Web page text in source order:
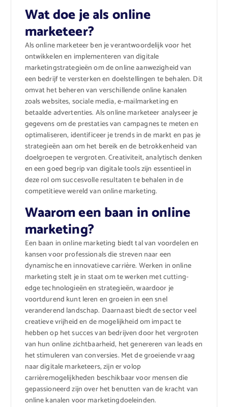
Wat doe je als online
marketeer?
Als online marketeer ben je verantwoordelijk voor het
ontwikkelen en implementeren van digitale
marketingstrategieën om de online aanwezigheid van
een bedrijf te versterken en doelstellingen te behalen. Dit
omvat het beheren van verschillende online kanalen
zoals websites, sociale media, e-mailmarketing en
betaalde advertenties. Als online marketeer analyseer je
gegevens om de prestaties van campagnes te meten en
optimaliseren, identificeer je trends in de markt en pas je
strategieën aan om het bereik en de betrokkenheid van
doelgroepen te vergroten. Creativiteit, analytisch denken
en een goed begrip van digitale tools zijn essentieel in
deze rol om succesvolle resultaten te behalen in de
competitieve wereld van online marketing.
Waarom een baan in online
marketing?
Een baan in online marketing biedt tal van voordelen en
kansen voor professionals die streven naar een
dynamische en innovatieve carrière. Werken in online
marketing stelt je in staat om te werken met cutting-
edge technologieën en strategieën, waardoor je
voortdurend kunt leren en groeien in een snel
veranderend landschap. Daarnaast biedt de sector veel
creatieve vrijheid en de mogelijkheid om impact te
hebben op het succes van bedrijven door het vergroten
van hun online zichtbaarheid, het genereren van leads en
het stimuleren van conversies. Met de groeiende vraag
naar digitale marketeers, zijn er volop
carrièremogelijkheden beschikbaar voor mensen die
gepassioneerd zijn over het benutten van de kracht van
online kanalen voor marketingdoeleinden.